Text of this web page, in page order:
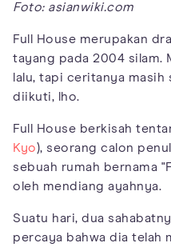
Foto: asianwiki.com
Full House merupakan
tayang pada 2004 silam.
lalu, tapi ceritanya
diikuti, lho.
Full House berkisah
Kyo), seorang calon
sebuah rumah bernama
oleh mendiang ayahnya.
Suatu hari, dua
percaya bahwa dia telah